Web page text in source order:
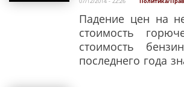
Падение цен на
стоимость
стоимость
последнего года